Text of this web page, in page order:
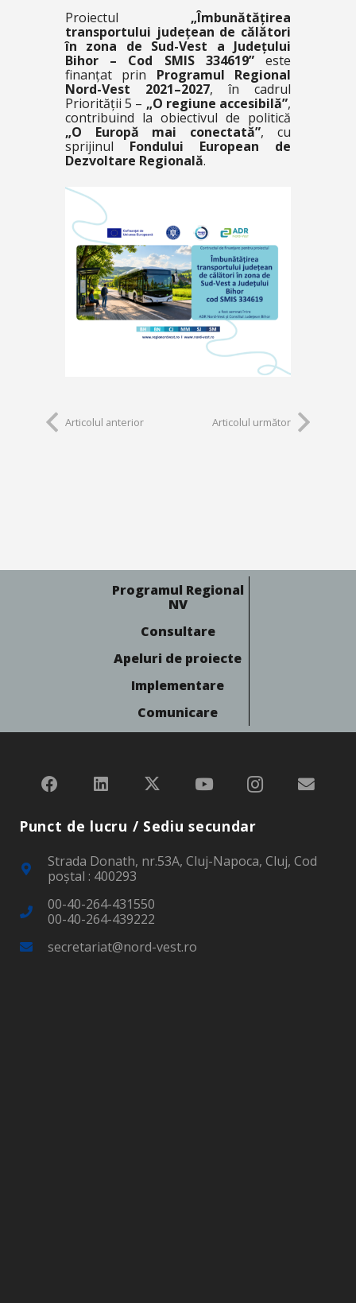
Proiectul „Îmbunătățirea
transportului județean de călători
în zona de Sud-Vest a Județului
Bihor – Cod SMIS 334619” este
finanțat prin Programul Regional
Nord-Vest 2021–2027, în cadrul
Priorității 5 – „O regiune accesibilă”,
contribuind la obiectivul de politică
„O Europă mai conectată”, cu
sprijinul Fondului European de
Dezvoltare Regională.
Articolul anterior Articolul următor
Programul Regional
NV
Consultare
Apeluri de proiecte
Implementare
Comunicare
Punct de lucru / Sediu secundar
Strada Donath, nr.53A, Cluj-Napoca, Cluj, Cod
poştal : 400293
00-40-264-431550
00-40-264-439222
secretariat@nord-vest.ro